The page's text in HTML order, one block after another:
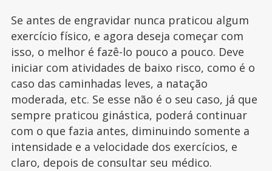
Se antes de engravidar nunca praticou algum
exercício físico, e agora deseja começar com
isso, o melhor é fazê-lo pouco a pouco. Deve
iniciar com atividades de baixo risco, como é o
caso das caminhadas leves, a natação
moderada, etc. Se esse não é o seu caso, já que
sempre praticou ginástica, poderá continuar
com o que fazia antes, diminuindo somente a
intensidade e a velocidade dos exercícios, e
claro, depois de consultar seu médico.